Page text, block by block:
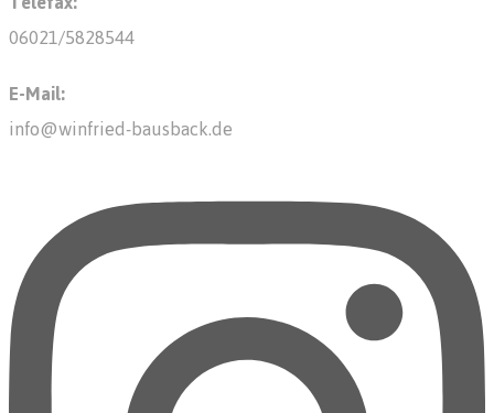
06021/5828544
E-Mail:
info@winfried-bausback.de